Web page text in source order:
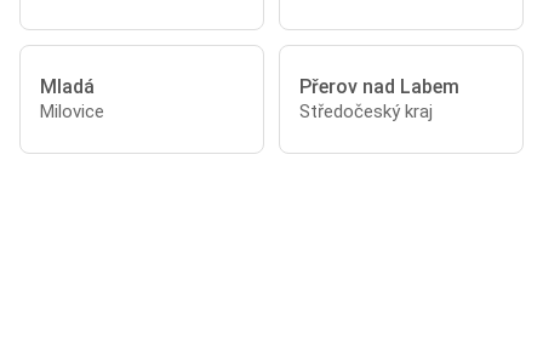
Mladá
Milovice
Přerov nad Labem
Středočeský kraj